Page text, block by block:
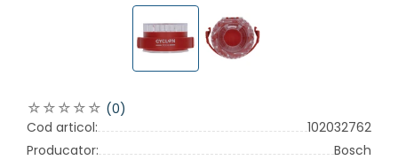
(0)
Cod articol:
102032762
Producator:
Bosch